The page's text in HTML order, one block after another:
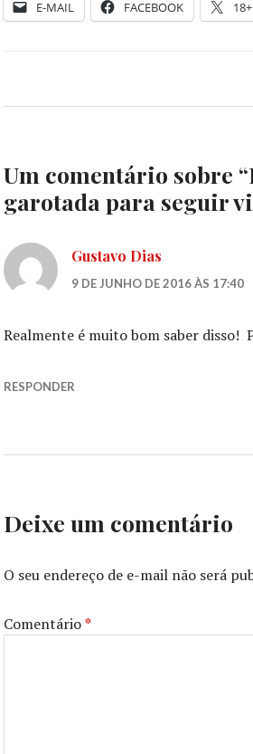
E-MAIL FACEBOOK 18+
Um comentário sobre “
garotada para seguir
Gustavo Dias
9 DE JUNHO DE 2016 ÀS 17:40
Realmente é muito bom saber
RESPONDER
Deixe um comentário
O seu endereço de e-mail não será
Comentário*